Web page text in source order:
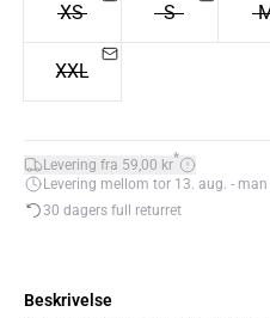
XS S
XXL
Levering fra 59,00 kr*
Levering mellom tor 13. aug. -
30 dagers full returret
Beskrivelse